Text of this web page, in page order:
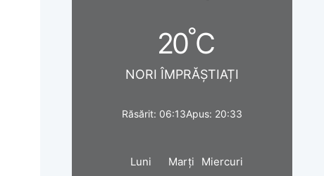
20°C
NORI ÎMPRĂȘTIAȚI
Răsărit: 06:13Apus: 20:33
Luni Marți Miercuri